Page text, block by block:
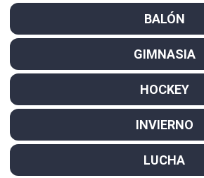
BALÓN
GIMNASIA
HOCKEY
INVIERNO
LUCHA